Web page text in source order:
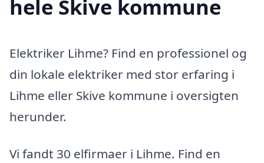
hele Skive kommune
Elektriker Lihme? Find en professionel og
din lokale elektriker med stor erfaring i
Lihme eller Skive kommune i oversigten
herunder.
Vi fandt 30 elfirmaer i Lihme. Find en